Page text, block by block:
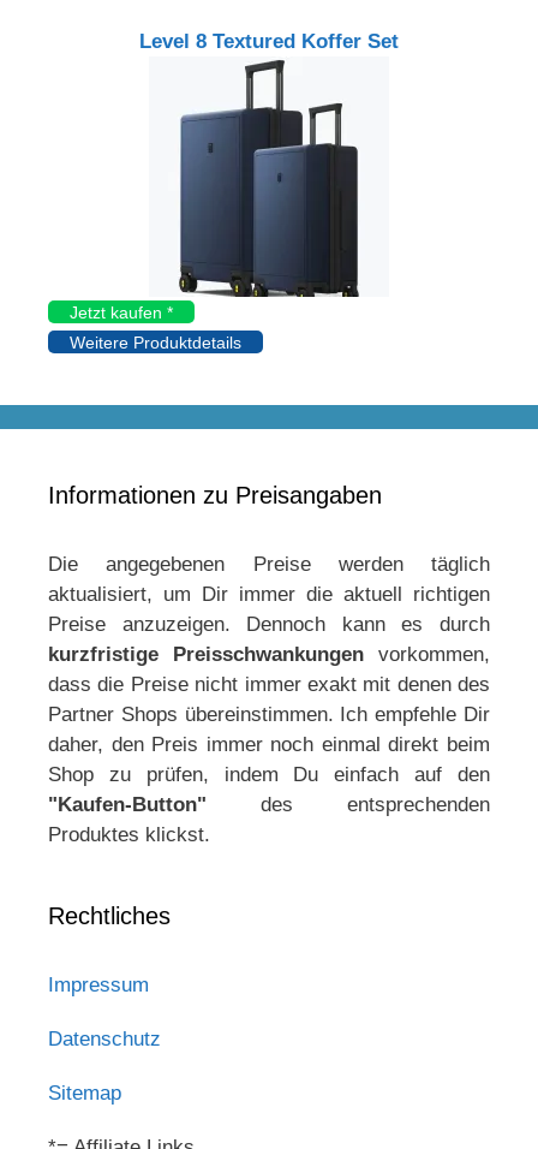
Level 8 Textured Koffer Set
Jetzt kaufen *
Weitere Produktdetails
Informationen zu Preisangaben
Die angegebenen Preise werden täglich
aktualisiert, um Dir immer die aktuell richtigen
Preise anzuzeigen. Dennoch kann es durch
kurzfristige Preisschwankungen vorkommen,
dass die Preise nicht immer exakt mit denen des
Partner Shops übereinstimmen. Ich empfehle Dir
daher, den Preis immer noch einmal direkt beim
Shop zu prüfen, indem Du einfach auf den
"Kaufen-Button" des entsprechenden
Produktes klickst.
Rechtliches
Impressum
Datenschutz
Sitemap